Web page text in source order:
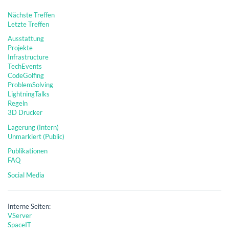
Nächste Treffen
Letzte Treffen
Ausstattung
Projekte
Infrastructure
TechEvents
CodeGolfing
ProblemSolving
LightningTalks
Regeln
3D Drucker
Lagerung (Intern)
Unmarkiert (Public)
Publikationen
FAQ
Social Media
Interne Seiten:
VServer
SpaceIT